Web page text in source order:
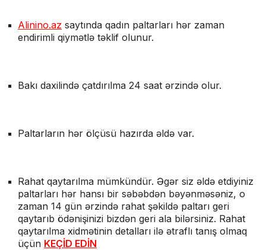
Alinino.az saytında qadın paltarları hər zaman
endirimli qiymətlə təklif olunur.
Bakı daxilində çatdırılma 24 saat ərzində olur.
Paltarların hər ölçüsü hazırda əldə var.
Rahat qaytarılma mümkündür. Əgər siz əldə etdiyiniz
paltarları hər hansı bir səbəbdən bəyənməsəniz, o
zaman 14 gün ərzində rahat şəkildə paltarı geri
qaytarıb ödənişinizi bizdən geri ala bilərsiniz. Rahat
qaytarılma xidmətinin detalları ilə ətraflı tanış olmaq
üçün KEÇİD EDİN